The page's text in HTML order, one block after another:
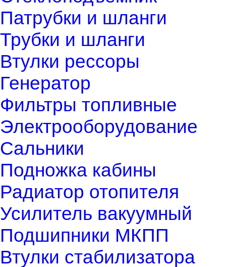
Патрубки и шланги
Трубки и шланги
Втулки рессоры
Генератор
Фильтры топливные
Электрооборудование
Сальники
Подножка кабины
Радиатор отопителя
Усилитель вакуумный
Подшипники МКПП
Втулки стабилизатора